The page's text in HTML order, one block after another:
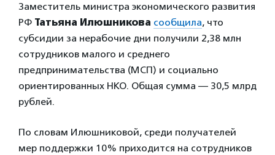
Заместитель министра экономического развития
РФ Татьяна Илюшникова сообщила, что
субсидии за нерабочие дни получили 2,38 млн
сотрудников малого и среднего
предпринимательства (МСП) и социально
ориентированных НКО. Общая сумма — 30,5 млрд
рублей.
По словам Илюшниковой, среди получателей
мер поддержки 10% приходится на сотрудников